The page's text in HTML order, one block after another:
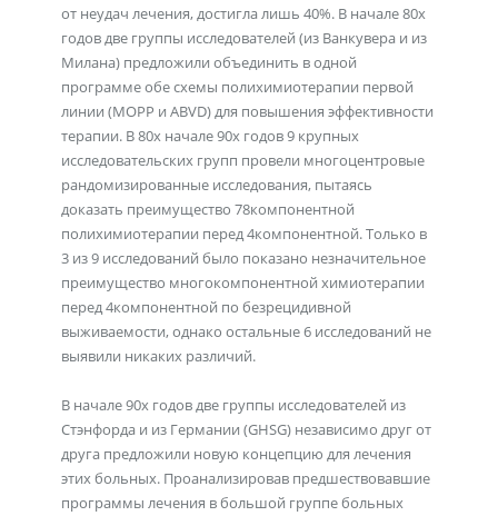
от неудач лечения, достигла лишь 40%. В начале 80х
годов две группы исследователей (из Ванкувера и из
Милана) предложили объединить в одной
программе обе схемы полихимиотерапии первой
линии (MOPP и ABVD) для повышения эффективности
терапии. В 80х начале 90х годов 9 крупных
исследовательских групп провели многоцентровые
рандомизированные исследования, пытаясь
доказать преимущество 78компонентной
полихимиотерапии перед 4компонентной. Только в
3 из 9 исследований было показано незначительное
преимущество многокомпонентной химиотерапии
перед 4компонентной по безрецидивной
выживаемости, однако остальные 6 исследований не
выявили никаких различий.
В начале 90х годов две группы исследователей из
Стэнфорда и из Германии (GHSG) независимо друг от
друга предложили новую концепцию для лечения
этих больных. Проанализировав предшествовавшие
программы лечения в большой группе больных